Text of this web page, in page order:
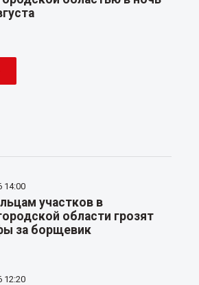
14:00
участков в
области грозят
за борщевик
12:20